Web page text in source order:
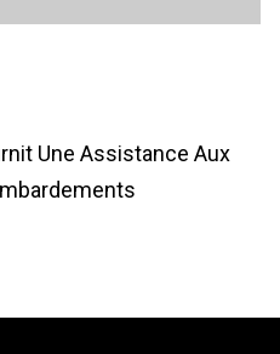
Une Assistance Aux